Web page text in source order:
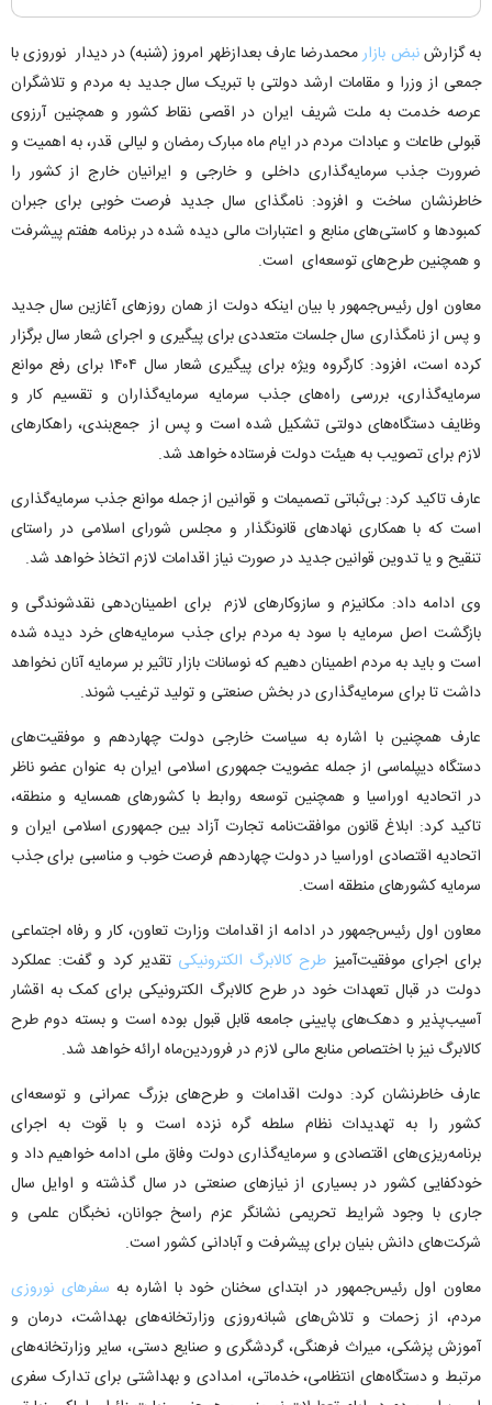
به گزارشنبض بازارمحمدرضا عارف بعدازظهر امروز (شنبه) در دیدار نوروزی با
جمعی از وزرا و مقامات ارشد دولتی با تبریک سال جدید به مردم و تلاشگران
عرصه خدمت به ملت شریف ایران در اقصی نقاط کشور و همچنین آرزوی
قبولی طاعات و عبادات مردم در ایام ماه مبارک رمضان و لیالی قدر، به اهمیت و
ضرورت جذب سرمایه‌گذاری داخلی و خارجی و ایرانیان خارج از کشور را
خاطرنشان ساخت و افزود: نامگذای سال جدید فرصت خوبی برای جبران
کمبودها و کاستی‌های منابع و اعتبارات مالی دیده شده در برنامه هفتم پیشرفت
و همچنین طرح‌های توسعه‌ای است.
معاون اول رئیس‌جمهور با بیان اینکه دولت از همان روزهای آغازین سال جدید
و پس از نامگذاری سال جلسات متعددی برای پیگیری و اجرای شعار سال برگزار
کرده است، افزود: کارگروه ویژه برای پیگیری شعار سال ۱۴۰۴ برای رفع موانع
سرمایه‌گذاری، بررسی راه‌های جذب سرمایه سرمایه‌گذاران و تقسیم کار و
وظایف دستگاه‌های دولتی تشکیل شده است و پس از جمع‌بندی، راهکارهای
لازم برای تصویب به هیئت دولت فرستاده خواهد شد.
عارف تاکید کرد: بی‌ثباتی تصمیمات و قوانین از جمله موانع جذب سرمایه‌گذاری
است که با همکاری نهادهای قانونگذار و مجلس شورای اسلامی در راستای
تنقیح و یا تدوین قوانین جدید در صورت نیاز اقدامات لازم اتخاذ خواهد شد.
وی ادامه داد: مکانیزم و سازوکارهای لازم برای اطمینان‌دهی نقدشوندگی و
بازگشت اصل سرمایه با سود به مردم برای جذب سرمایه‌های خرد دیده شده
است و باید به مردم اطمینان دهیم که نوسانات بازار تاثیر بر سرمایه آنان نخواهد
داشت تا برای سرمایه‌گذاری در بخش صنعتی و تولید ترغیب شوند.
عارف همچنین با اشاره به سیاست خارجی دولت چهاردهم و موفقیت‌های
دستگاه دیپلماسی از جمله عضویت جمهوری اسلامی ایران به عنوان عضو ناظر
در اتحادیه اوراسیا و همچنین توسعه روابط با کشورهای همسایه و منطقه،
تاکید کرد: ابلاغ قانون موافقت‌نامه تجارت آزاد بین جمهوری اسلامی ایران و
اتحادیه اقتصادی اوراسیا در دولت چهاردهم فرصت خوب و مناسبی برای جذب
سرمایه کشورهای منطقه است.
معاون اول رئیس‌جمهور در ادامه از اقدامات وزارت تعاون، کار و رفاه اجتماعی
برای اجرای موفقیت‌آمیز طرح کالابرگ الکترونیکی تقدیر کرد و گفت: عملکرد
دولت در قبال تعهدات خود در طرح کالابرگ الکترونیکی برای کمک به اقشار
آسیب‌پذیر و دهک‌های پایینی جامعه قابل قبول بوده است و بسته دوم طرح
کالابرگ نیز با اختصاص منابع مالی لازم در فروردین‌ماه ارائه خواهد شد.
عارف خاطرنشان کرد: دولت اقدامات و طرح‌های بزرگ عمرانی و توسعه‌ای
کشور را به تهدیدات نظام سلطه گره نزده است و با قوت به اجرای
برنامه‌ریزی‌های اقتصادی و سرمایه‌گذاری دولت وفاق ملی ادامه خواهیم داد و
خودکفایی کشور در بسیاری از نیازهای صنعتی در سال گذشته و اوایل سال
جاری با وجود شرایط تحریمی نشانگر عزم راسخ جوانان، نخبگان علمی و
شرکت‌های دانش بنیان برای پیشرفت و آبادانی کشور است.
معاون اول رئیس‌جمهور در ابتدای سخنان خود با اشاره بهسفرهای نوروزی
مردم، از زحمات و تلاش‌های شبانه‌روزی وزارتخانه‌های بهداشت، درمان و
آموزش پزشکی، میراث فرهنگی، گردشگری و صنایع دستی، سایر وزارتخانه‌های
مرتبط و دستگاه‌های انتظامی، خدماتی، امدادی و بهداشتی برای تدارک سفری